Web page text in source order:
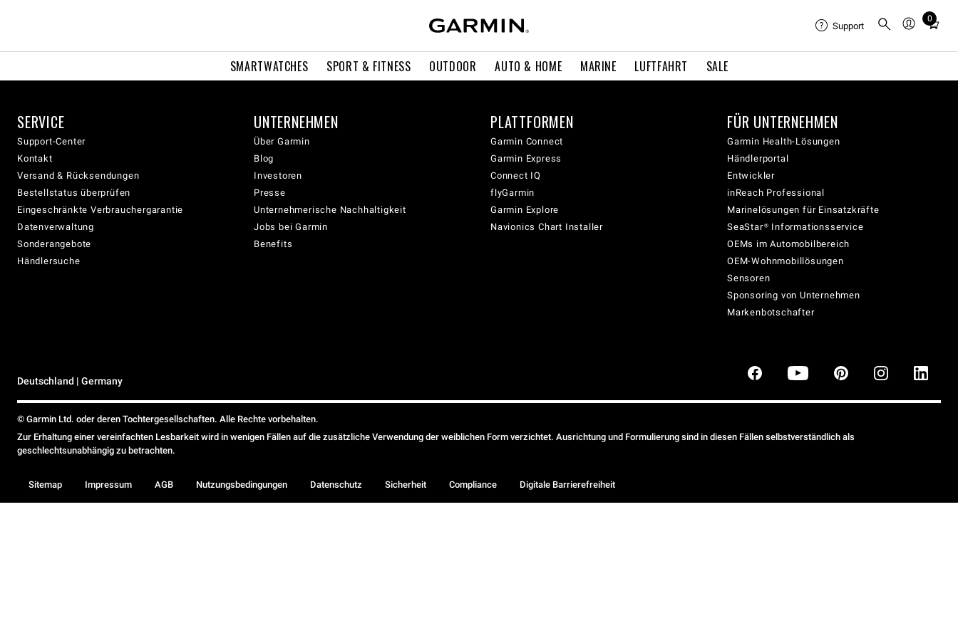
SMARTWATCHES SPORT & FITNESS OUTDOOR AUTO & HOME MARINE LUFTFAHRT SALE
Support
0
Total
cart:
SERVICE
Support-Center
Kontakt
Versand & Rücksendungen
Bestellstatus überprüfen
Eingeschränkte Verbrauchergarantie
Datenverwaltung
Sonderangebote
Händlersuche
UNTERNEHMEN
Über Garmin
Blog
Investoren
Presse
Unternehmerische Nachhaltigkeit
Jobs bei Garmin
Benefits
PLATTFORMEN
Garmin Connect
Garmin Express
Connect IQ
flyGarmin
Garmin Explore
Navionics Chart Installer
FÜR UNTERNEHMEN
Garmin Health-Lösungen
Händlerportal
Entwickler
inReach Professional
Marinelösungen für Einsatzkräfte
SeaStar® Informationsservice
OEMs im Automobilbereich
OEM-Wohnmobillösungen
Sensoren
Sponsoring von Unternehmen
Markenbotschafter
Deutschland | Germany
© Garmin Ltd. oder deren Tochtergesellschaften. Alle Rechte vorbehalten.
Zur Erhaltung einer vereinfachten Lesbarkeit wird in wenigen Fällen auf die zusätzliche Verwendung der weiblichen Form verzichtet. Ausrichtung und Formulierung sind in diesen Fällen selbstverständlich als
geschlechtsunabhängig zu betrachten.
Sitemap Impressum AGB Nutzungsbedingungen Datenschutz Sicherheit Compliance Digitale Barrierefreiheit